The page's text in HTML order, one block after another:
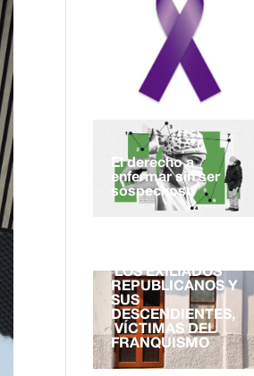
El derecho a
enfermar sin ser
sospechoso
LOS EXILIADOS
REPUBLICANOS Y
SUS
DESCENDIENTES,
VÍCTIMAS DEL
FRANQUISMO